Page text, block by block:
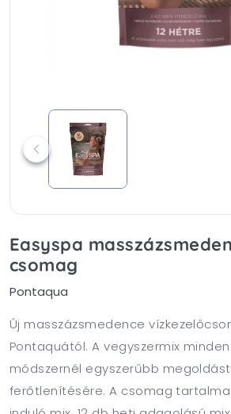
Easyspa
csomag
Pontaqua
Új masszázsmedence
Pontaquától. A vegyszermix
módszernél egyszerűbb
ferőtlenítésére. A csomag tartalma